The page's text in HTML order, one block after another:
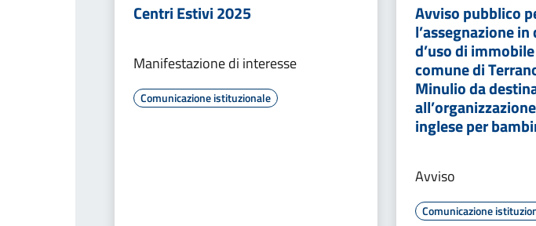
Centri Estivi 2025
Manifestazione di interesse
Comunicazione istituzionale
Avviso pubblico
l’assegnazione
d’uso di
comune di
Minulio da
inglese per
Avviso
Comunicazione